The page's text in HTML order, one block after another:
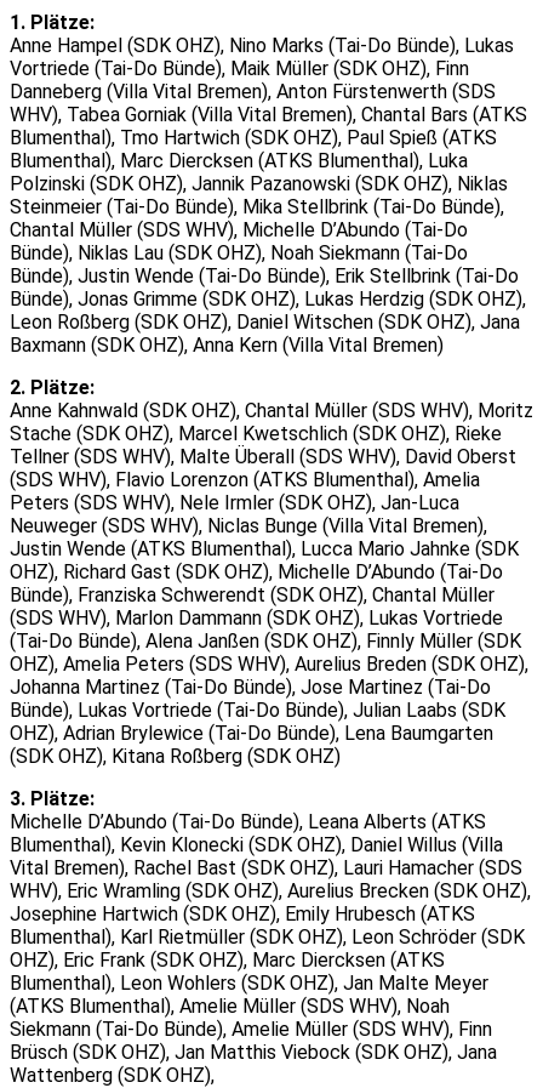
1. Plätze:
Anne Hampel (SDK OHZ), Nino Marks (Tai-Do Bünde), Lukas
Vortriede (Tai-Do Bünde), Maik Müller (SDK OHZ), Finn
Danneberg (Villa Vital Bremen), Anton Fürstenwerth (SDS
WHV), Tabea Gorniak (Villa Vital Bremen), Chantal Bars (ATKS
Blumenthal), Tmo Hartwich (SDK OHZ), Paul Spieß (ATKS
Blumenthal), Marc Diercksen (ATKS Blumenthal), Luka
Polzinski (SDK OHZ), Jannik Pazanowski (SDK OHZ), Niklas
Steinmeier (Tai-Do Bünde), Mika Stellbrink (Tai-Do Bünde),
Chantal Müller (SDS WHV), Michelle D’Abundo (Tai-Do
Bünde), Niklas Lau (SDK OHZ), Noah Siekmann (Tai-Do
Bünde), Justin Wende (Tai-Do Bünde), Erik Stellbrink (Tai-Do
Bünde), Jonas Grimme (SDK OHZ), Lukas Herdzig (SDK OHZ),
Leon Roßberg (SDK OHZ), Daniel Witschen (SDK OHZ), Jana
Baxmann (SDK OHZ), Anna Kern (Villa Vital Bremen)
2. Plätze:
Anne Kahnwald (SDK OHZ), Chantal Müller (SDS WHV), Moritz
Stache (SDK OHZ), Marcel Kwetschlich (SDK OHZ), Rieke
Tellner (SDS WHV), Malte Überall (SDS WHV), David Oberst
(SDS WHV), Flavio Lorenzon (ATKS Blumenthal), Amelia
Peters (SDS WHV), Nele Irmler (SDK OHZ), Jan-Luca
Neuweger (SDS WHV), Niclas Bunge (Villa Vital Bremen),
Justin Wende (ATKS Blumenthal), Lucca Mario Jahnke (SDK
OHZ), Richard Gast (SDK OHZ), Michelle D’Abundo (Tai-Do
Bünde), Franziska Schwerendt (SDK OHZ), Chantal Müller
(SDS WHV), Marlon Dammann (SDK OHZ), Lukas Vortriede
(Tai-Do Bünde), Alena Janßen (SDK OHZ), Finnly Müller (SDK
OHZ), Amelia Peters (SDS WHV), Aurelius Breden (SDK OHZ),
Johanna Martinez (Tai-Do Bünde), Jose Martinez (Tai-Do
Bünde), Lukas Vortriede (Tai-Do Bünde), Julian Laabs (SDK
OHZ), Adrian Brylewice (Tai-Do Bünde), Lena Baumgarten
(SDK OHZ), Kitana Roßberg (SDK OHZ)
3. Plätze:
Michelle D’Abundo (Tai-Do Bünde), Leana Alberts (ATKS
Blumenthal), Kevin Klonecki (SDK OHZ), Daniel Willus (Villa
Vital Bremen), Rachel Bast (SDK OHZ), Lauri Hamacher (SDS
WHV), Eric Wramling (SDK OHZ), Aurelius Brecken (SDK OHZ),
Josephine Hartwich (SDK OHZ), Emily Hrubesch (ATKS
Blumenthal), Karl Rietmüller (SDK OHZ), Leon Schröder (SDK
OHZ), Eric Frank (SDK OHZ), Marc Diercksen (ATKS
Blumenthal), Leon Wohlers (SDK OHZ), Jan Malte Meyer
(ATKS Blumenthal), Amelie Müller (SDS WHV), Noah
Siekmann (Tai-Do Bünde), Amelie Müller (SDS WHV), Finn
Brüsch (SDK OHZ), Jan Matthis Viebock (SDK OHZ), Jana
Wattenberg (SDK OHZ),